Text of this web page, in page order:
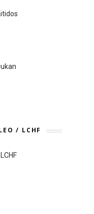
/ LCHF